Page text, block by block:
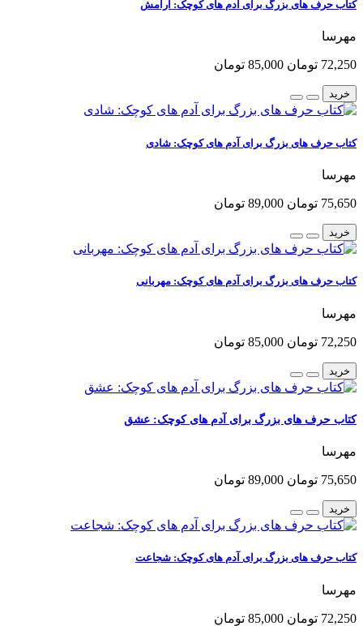
کتاب حرف های بزرگ برای آدم های کوچک: آرامش
مهرسا
72,250 تومان 85,000 تومان
خرید
کتاب حرف های بزرگ برای آدم های کوچک: شادی
مهرسا
75,650 تومان 89,000 تومان
خرید
کتاب حرف های بزرگ برای آدم های کوچک: مهربانی
مهرسا
72,250 تومان 85,000 تومان
خرید
کتاب حرف های بزرگ برای آدم های کوچک: عشق
مهرسا
75,650 تومان 89,000 تومان
خرید
کتاب حرف های بزرگ برای آدم های کوچک: شجاعت
مهرسا
72,250 تومان 85,000 تومان